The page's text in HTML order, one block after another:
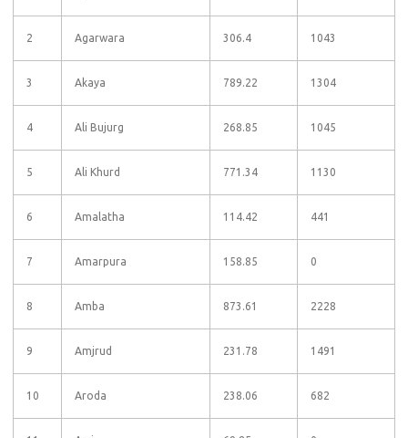
2 Agarwara 306.4 1043
3 Akaya 789.22 1304
4 Ali Bujurg 268.85 1045
5 Ali Khurd 771.34 1130
6 Amalatha 114.42 441
7 Amarpura 158.85 0
8 Amba 873.61 2228
9 Amjrud 231.78 1491
10 Aroda 238.06 682